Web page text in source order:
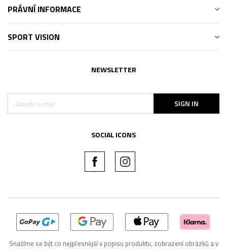
PRÁVNÍ INFORMACE
SPORT VISION
NEWSLETTER
SIGN IN
SOCIAL ICONS
Snažíme se být co nejpřesnější v popisu produktu, zobrazení obrázků a v